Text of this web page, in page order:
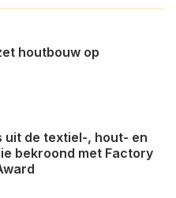
houtbouw op
uit de textiel-, hout- en
bekroond met Factory